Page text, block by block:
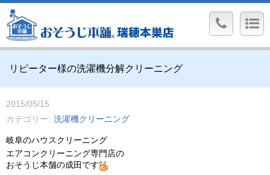
リピーター様の洗濯機分解クリーニング
2015/05/15
カテゴリー
洗濯機クリーニング
岐阜のハウスクリーニング
エアコンクリーニング専門店の
おそうじ本舗の成田です